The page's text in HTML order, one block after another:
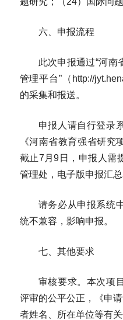
六、申报流程
此次申报通过“河南
管理平台”（http://
的采集和报送。
申报人请自行登录
《河南省教育强省研究
截止7月9日，申报人需
管理处，电子版申报汇
请务必从申报系统
统不兼容，影响申报。
七、其他要求
审核要求。本次项
评审的公平公正，《申
者姓名、所在单位等有